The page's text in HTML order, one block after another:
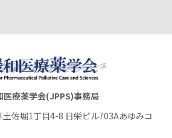
療薬学会(JPPS)事務局
佐堀1丁目4-8 日栄ビル703Aあゆみコ